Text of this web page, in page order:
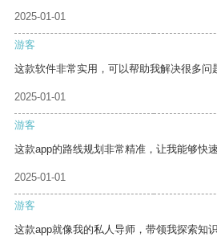
2025-01-01
游客
这款软件非常实用，可以帮助我解决很多问
2025-01-01
游客
这款app的路线规划非常精准，让我能够快
2025-01-01
游客
这款app就像我的私人导师，带领我探索知识